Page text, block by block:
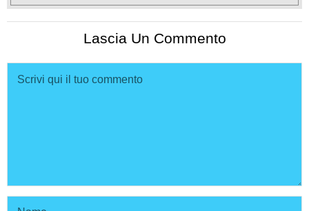
Lascia Un Commento